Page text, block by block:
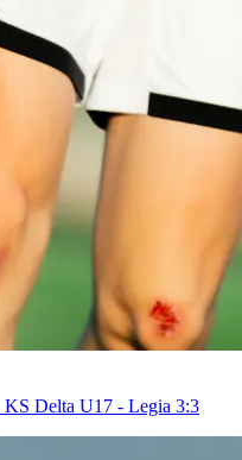
KS Delta U17 - Legia 3:3